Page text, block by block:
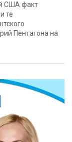
США факт
те
Пентагона на